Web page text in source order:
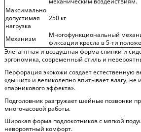
Максимально
допустимая
нагрузка
250 кг
Механизм
Многофункциональный
фиксации кресла в 5-ти
Элегантная и воздушная форма спинки и
эргономика, современный стиль и
Перфорация экокожи создает естественную
«дышит» и великолепно впитывает влагу, не
«парникового эффекта».
Подголовник разгружает шейные позвонки
многочасовой работы.
Широкая форма подлокотников с мягкой
невороятный комфорт.